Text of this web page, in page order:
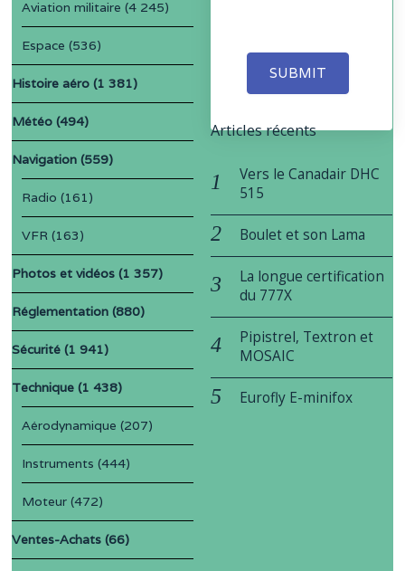
SUBMIT
Aviation militaire (4 245)
Espace (536)
Histoire aéro (1 381)
Météo (494)
Navigation (559)
Radio (161)
VFR (163)
Photos et vidéos (1 357)
Réglementation (880)
Sécurité (1 941)
Technique (1 438)
Aérodynamique (207)
Instruments (444)
Moteur (472)
Ventes-Achats (66)
Articles récents
Vers le Canadair DHC
515
Boulet et son Lama
La longue certification
du 777X
Pipistrel, Textron et
MOSAIC
Eurofly E-minifox